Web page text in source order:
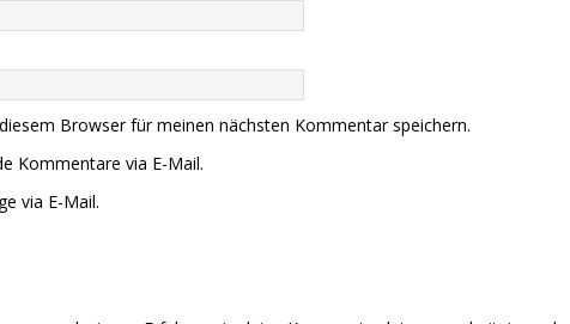
Browser für meinen nächsten Kommentar speichern.
Kommentare via E-Mail.
via E-Mail.